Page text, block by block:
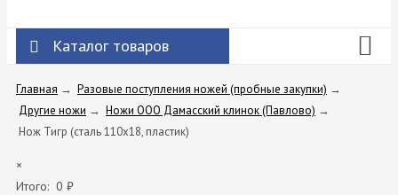
Каталог товаров
Главная → Разовые поступления ножей (пробные закупки) →
Другие ножи → Ножи ООО Дамасский клинок (Павлово) →
Нож Тигр (сталь 110х18, пластик)
×
Итого: 0 ₽